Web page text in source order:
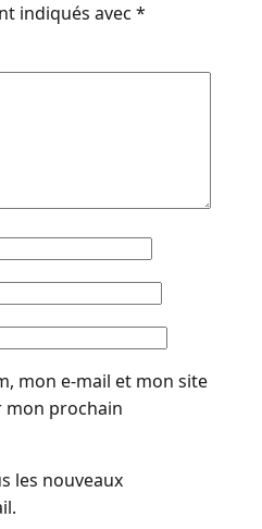
indiqués avec *
mon e-mail et mon site
mon prochain
les nouveaux